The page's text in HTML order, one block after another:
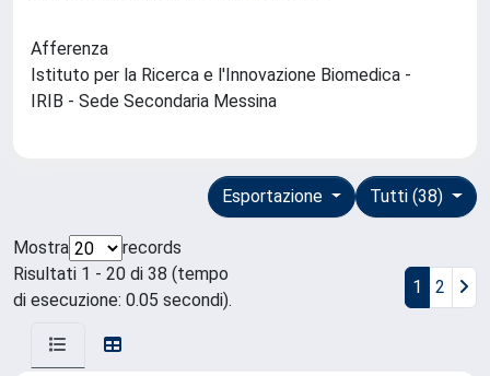
Afferenza
Istituto per la Ricerca e l'Innovazione Biomedica -
IRIB - Sede Secondaria Messina
Tutti (38)
Esportazione
Mostra
records
Risultati 1 - 20 di 38 (tempo
di esecuzione: 0.05 secondi).
1 2